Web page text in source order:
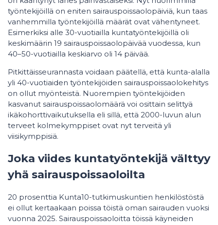
työntekijöillä on eniten sairauspoissaolopäiviä, kun taas
vanhemmilla työntekijöillä määrät ovat vähentyneet.
Esimerkiksi alle 30-vuotiailla kuntatyöntekijöillä oli
keskimäärin 19 sairauspoissaolopäivää vuodessa, kun
40–50-vuotiailla keskiarvo oli 14 päivää.
Pitkittäisseurannasta voidaan päätellä, että kunta-alalla
yli 40-vuotiaiden työntekijöiden sairauspoissaolokehitys
on ollut myönteistä. Nuorempien työntekijöiden
kasvanut sairauspoissaolomäärä voi osittain selittyä
ikäkohorttivaikutuksella eli sillä, että 2000-luvun alun
terveet kolmekymppiset ovat nyt terveitä yli
viisikymppisiä.
Joka viides kuntatyöntekijä välttyy
yhä sairauspoissaoloilta
20 prosenttia Kunta10-tutkimuskuntien henkilöstöstä
ei ollut kertaakaan poissa töistä oman sairauden vuoksi
vuonna 2025. Sairauspoissaoloitta töissä käyneiden